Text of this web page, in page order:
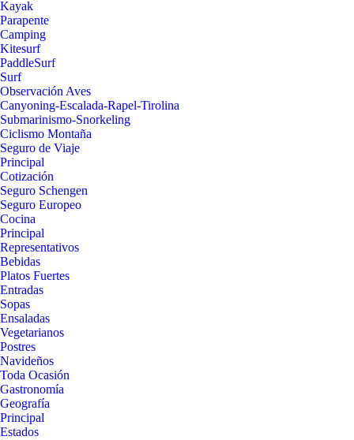
Kayak
Parapente
Camping
Kitesurf
PaddleSurf
Surf
Observación Aves
Canyoning-Escalada-Rapel-Tirolina
Submarinismo-Snorkeling
Ciclismo Montaña
Seguro de Viaje
Principal
Cotización
Seguro Schengen
Seguro Europeo
Cocina
Principal
Representativos
Bebidas
Platos Fuertes
Entradas
Sopas
Ensaladas
Vegetarianos
Postres
Navideños
Toda Ocasión
Gastronomía
Geografía
Principal
Estados